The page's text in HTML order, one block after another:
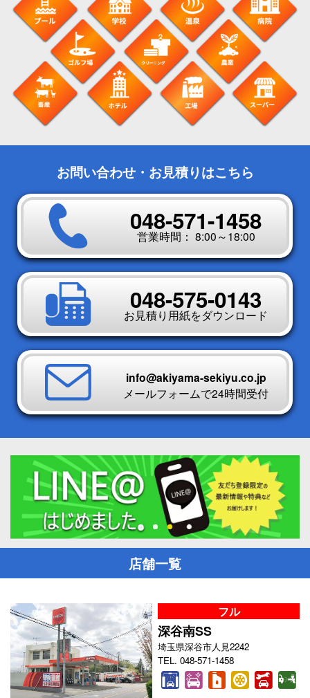
お問い合わせ・お見積りはこちら
048-571-1458
営業時間： 8:00～18:00
048-575-0143
お見積り用紙をダウンロード
info@akiyama-sekiyu.co.jp
メールフォームで24時間受付
店舗一覧
フル
深谷南SS
埼玉県深谷市人見2242
TEL. 048-571-1458